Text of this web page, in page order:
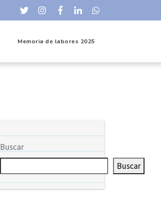
Memoria de labores 2025
Buscar
Buscar